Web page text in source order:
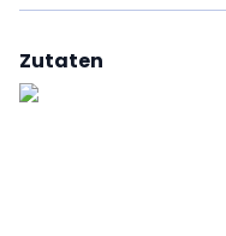
Zutaten